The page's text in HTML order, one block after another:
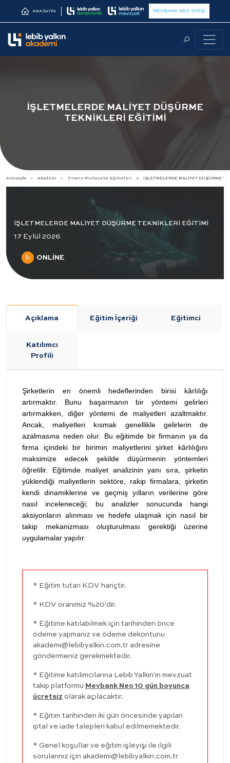
ANASAYFA MEVBANK NEO GİRİŞ
İŞLETMELERDE MALİYET DÜŞÜRME
TEKNİKLERİ EĞİTİMİ
Anasayfa Akademi Finans-Muhasebe Eğitimleri İŞLETMELERDE MALİYET DÜŞÜRME
İŞLETMELERDE MALİYET DÜŞÜRME TEKNİKLERİ EĞİTİMİ
17 Eylül 2026
ONLİNE
Açıklama Eğitim İçeriği Eğitimci
Katılımcı
Profili
Şirketlerin en önemli hedeflerinden birisi kârlılığı
artırmaktır. Bunu başarmanın bir yöntemi gelirleri
artırmakken, diğer yöntemi de maliyetleri azaltmaktır.
Ancak, maliyetleri kısmak genellikle gelirlerin de
azalmasına neden olur. Bu eğitimde bir firmanın ya da
firma içindeki bir birimin maliyetlerini şirket kârlılığını
maksimize edecek şekilde düşürmenin yöntemleri
öğretilir. Eğitimde maliyet analizinin yanı sıra, şirketin
yüklendiği maliyetlerin sektöre, rakip firmalara, şirketin
kendi dinamiklerine ve geçmiş yılların verilerine göre
nasıl inceleneceği; bu analizler sonucunda hangi
aksiyonların alınması ve hedefe ulaşmak için nasıl bir
takip mekanizması oluşturulması gerektiği üzerine
uygulamalar yapılır.
* Eğitim tutarı KDV hariçtir.
* KDV oranımız %20'dir.
* Eğitime katılabilmek için tarihinden önce
ödeme yapmanız ve ödeme dekontunu
akademi@lebibyalkin.com.tr adresine
göndermeniz gerekmektedir.
* Eğitime katılımcılarına Lebib Yalkın'ın mevzuat
takip platformu Mevbank Neo 10 gün boyunca
ücretsiz olarak açılacaktır.
* Eğitim tarihinden iki gün öncesinde yapılan
iptal ve iade talepleri kabul edilmemektedir.
* Genel koşullar ve eğitim işleyişi ile ilgili
sorularınız için akademi@lebibyalkin.com.tr